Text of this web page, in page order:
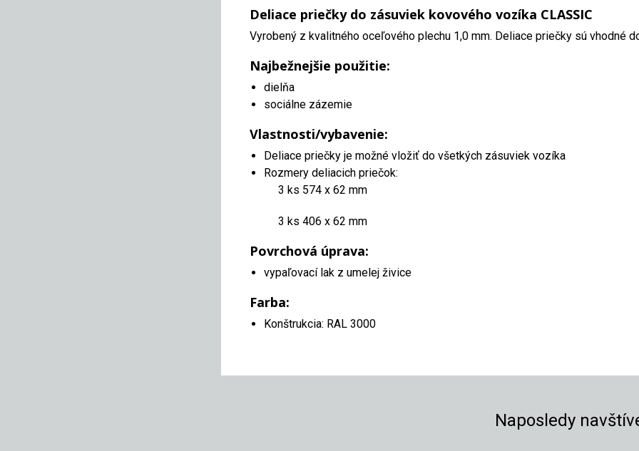
Deliace priečky do zásuviek kovového vozíka CLASSIC
Vyrobený z kvalitného oceľového plechu 1,0 mm. Deliace priečky sú vhodné
Najbežnejšie použitie:
dielňa
sociálne zázemie
Vlastnosti/vybavenie:
Deliace priečky je možné vložiť do všetkých zásuviek vozíka
Rozmery deliacich priečok:
3 ks 574 x 62 mm
3 ks 406 x 62 mm
Povrchová úprava:
vypaľovací lak z umelej živice
Farba:
Konštrukcia: RAL 3000
Naposledy